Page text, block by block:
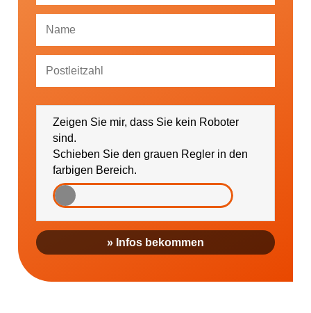
Veranstaltungen sowie regionale Ereignisse (falls
gewünscht bitte PLZ eintragen) informieren darf.
Zeigen Sie mir, dass Sie kein Roboter
sind.
Schieben Sie den grauen Regler in den
farbigen Bereich.
» Infos bekommen